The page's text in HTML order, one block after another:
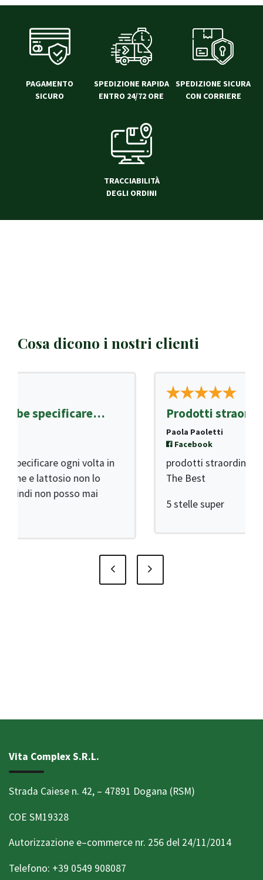
PAGAMENTO
SICURO
SPEDIZIONE RAPIDA
ENTRO 24/72 ORE
SPEDIZIONE SICURA
CON CORRIERE
TRACCIABILITÀ
DEGLI ORDINI
Cosa dicono i nostri clienti
Prodotti straordinari!
5
prodotti straordinari… puri….semplicemente
The Best
Vita Complex S.R.L.
Strada Caiese n. 42, – 47891 Dogana (RSM)
COE SM19328
Autorizzazione e–commerce nr. 256 del 24/11/2014
Telefono: +39 0549 908087